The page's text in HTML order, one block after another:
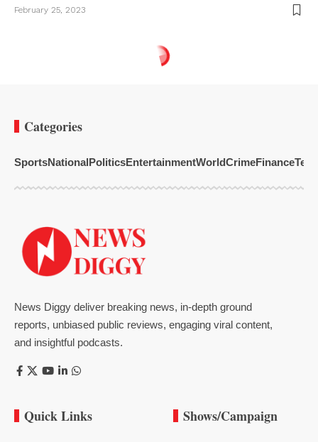
February 25, 2023
Categories
SportsNationalPoliticsEntertainmentWorldCrimeFinance
News Diggy deliver breaking news, in-depth ground
reports, unbiased public reviews, engaging viral content,
and insightful podcasts.
Quick Links Shows/Campaign